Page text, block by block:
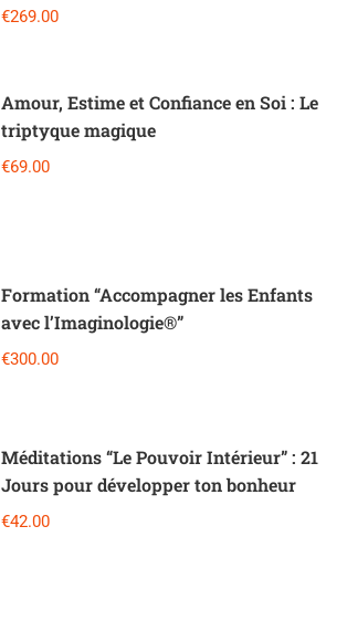
€269.00
Amour, Estime et Confiance en Soi : Le
triptyque magique
€69.00
Formation “Accompagner les Enfants
avec l’Imaginologie®”
€300.00
Méditations “Le Pouvoir Intérieur” : 21
Jours pour développer ton bonheur
€42.00